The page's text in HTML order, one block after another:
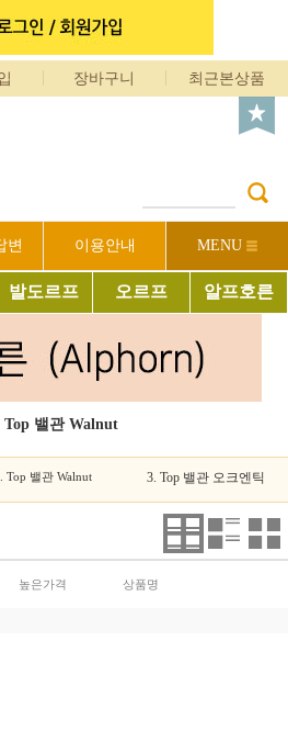
장바구니 최근본상품
변 이용안내 MENU
발도르프 오르프 알프호른
Top 밸관 Walnut
Top 밸관 Walnut 3. Top 밸관 오크엔틱
높은가격 상품명